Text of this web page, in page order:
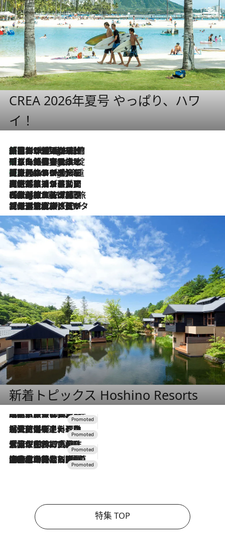
CREA 2026年夏号 やっぱり、ハワ
イ！
5 Hours Ago
「荷物が増えるほど旅ストレスは増す」美容ジャーナリストがたどり着いた最終結論。“化粧品を劇的に減らす”感動の凝縮美容とは
5 Hours Ago
「旅先には金髪ウィッグを持参」日本と同じメイクでは損してる!? 美容ジャーナリストが提案する“掟破りの旅美容”とは
5 Hours Ago
【厳選旅コスメ】「身軽さ＆UV対策重視！」ヘアアーティストshucoが選んだ夏旅ベストコスメを発表【Mサイズジップ】
2026.8.5
【厳選旅コスメ】国内をあちこち移動する河井菜摘が選んだ夏旅ベストコスメ発表！「リラックスアイテムはマスト」【Mサイズジップ】
2026.8.4
【厳選旅コスメ】「紫外線＆乾燥対策しながらメイク感も！」ヘア＆メイクGeorgeが選んだ夏旅ベストコスメを発表！【Mサイズジップ】
2026.8.3
【厳選旅コスメ】「保湿もタイパ重視！」“サウナ好き”タレント清水みさとが愛用する夏旅ベストコスメを発表！【Mサイズジップ】
新着トピックス Hoshino Resorts
2026.7.31
【ホテル帰省】という選択肢をOMOが提案。家族とほどよい距離を保つには「昼は実家、夜は気兼ねなくホテルで！」
2026.7.24
【夏限定ディナーコース】旬を迎える稚鮎や花ズッキーニなどをイタリア・トスカーナの郷土料理の手法で満喫！
2026.7.17
「土佐和ハーブかき氷」がOMO7高知に登場！生姜、山椒、大葉など目にも舌にも涼を呼ぶ郷土の味
2026.7.10
NEW OPEN！【界 草津】名湯の地に誕生。趣の異なる2種の温泉と上州ならではの会席・蕎麦割烹など美食を味わう究極の癒やし旅
特集 TOP